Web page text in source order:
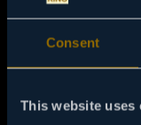
Consent
This website uses